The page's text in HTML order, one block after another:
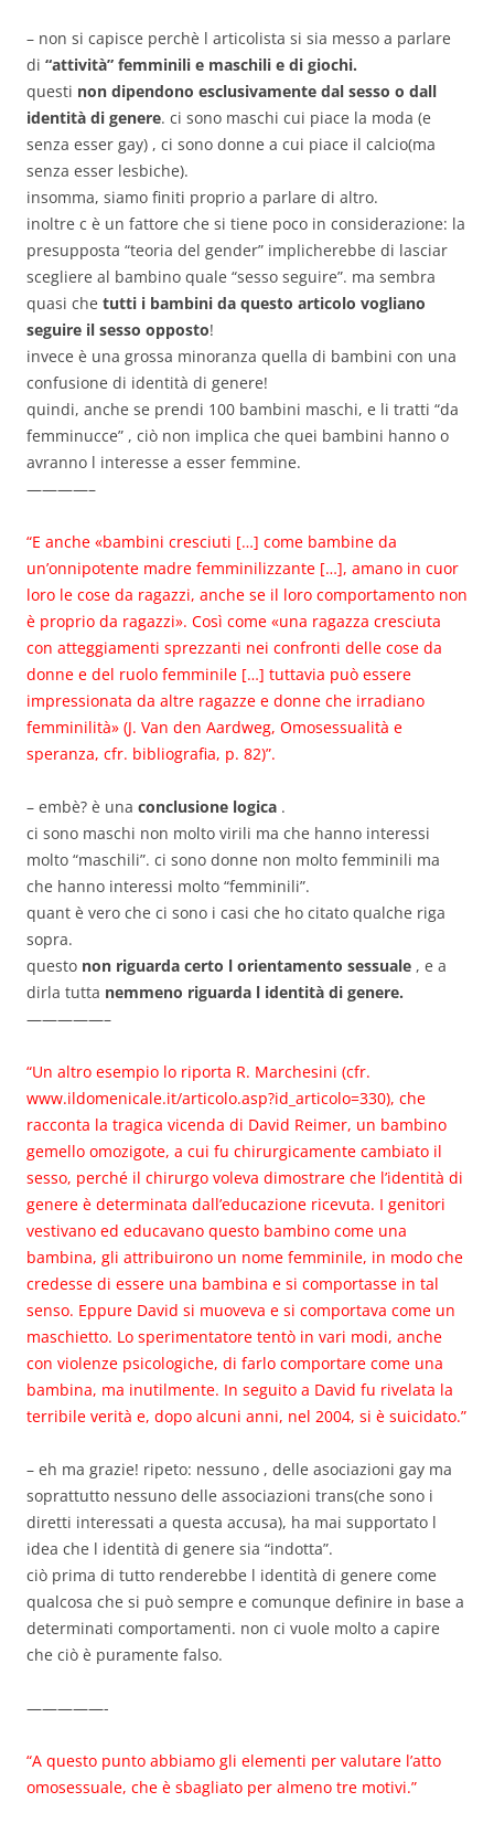
– non si capisce perchè l articolista si sia messo a parlare
di “attività” femminili e maschili e di giochi.
questi non dipendono esclusivamente dal sesso o dall
identità di genere. ci sono maschi cui piace la moda (e
senza esser gay) , ci sono donne a cui piace il calcio(ma
senza esser lesbiche).
insomma, siamo finiti proprio a parlare di altro.
inoltre c è un fattore che si tiene poco in considerazione: la
presupposta “teoria del gender” implicherebbe di lasciar
scegliere al bambino quale “sesso seguire”. ma sembra
quasi che tutti i bambini da questo articolo vogliano
seguire il sesso opposto!
invece è una grossa minoranza quella di bambini con una
confusione di identità di genere!
quindi, anche se prendi 100 bambini maschi, e li tratti “da
femminucce” , ciò non implica che quei bambini hanno o
avranno l interesse a esser femmine.
————–
“E anche «bambini cresciuti […] come bambine da
un’onnipotente madre femminilizzante […], amano in cuor
loro le cose da ragazzi, anche se il loro comportamento non
è proprio da ragazzi». Così come «una ragazza cresciuta
con atteggiamenti sprezzanti nei confronti delle cose da
donne e del ruolo femminile […] tuttavia può essere
impressionata da altre ragazze e donne che irradiano
femminilità» (J. Van den Aardweg, Omosessualità e
speranza, cfr. bibliografia, p. 82)”.
– embè? è una conclusione logica .
ci sono maschi non molto virili ma che hanno interessi
molto “maschili”. ci sono donne non molto femminili ma
che hanno interessi molto “femminili”.
quant è vero che ci sono i casi che ho citato qualche riga
sopra.
questo non riguarda certo l orientamento sessuale , e a
dirla tutta nemmeno riguarda l identità di genere.
—————–
“Un altro esempio lo riporta R. Marchesini (cfr.
www.ildomenicale.it/articolo.asp?id_articolo=330), che
racconta la tragica vicenda di David Reimer, un bambino
gemello omozigote, a cui fu chirurgicamente cambiato il
sesso, perché il chirurgo voleva dimostrare che l’identità di
genere è determinata dall’educazione ricevuta. I genitori
vestivano ed educavano questo bambino come una
bambina, gli attribuirono un nome femminile, in modo che
credesse di essere una bambina e si comportasse in tal
senso. Eppure David si muoveva e si comportava come un
maschietto. Lo sperimentatore tentò in vari modi, anche
con violenze psicologiche, di farlo comportare come una
bambina, ma inutilmente. In seguito a David fu rivelata la
terribile verità e, dopo alcuni anni, nel 2004, si è suicidato.”
– eh ma grazie! ripeto: nessuno , delle asociazioni gay ma
soprattutto nessuno delle associazioni trans(che sono i
diretti interessati a questa accusa), ha mai supportato l
idea che l identità di genere sia “indotta”.
ciò prima di tutto renderebbe l identità di genere come
qualcosa che si può sempre e comunque definire in base a
determinati comportamenti. non ci vuole molto a capire
che ciò è puramente falso.
—————-
“A questo punto abbiamo gli elementi per valutare l’atto
omosessuale, che è sbagliato per almeno tre motivi.”